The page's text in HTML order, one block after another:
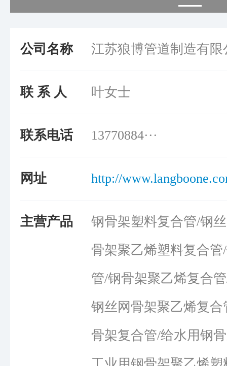
公司名称 江苏狼博管道制造有限
联 系 人 叶女士
联系电话 13770884···
网址 http://
主营产品
钢骨架塑料复合管/钢
骨架聚乙烯塑料复合
管/钢骨架聚乙烯复合
钢丝网骨架聚乙烯复
骨架复合管/给水用钢